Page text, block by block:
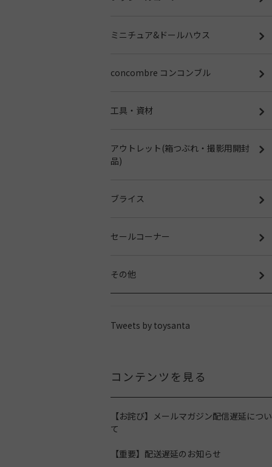
ミニチュア&ドールハウス
concombre コンコンブル
工具・資材
アウトレット(箱つぶれ・撮影用開封
品)
ブライス
セールコーナー
その他
Tweets by toysanta
コンテンツを見る
【お詫び】メールマガジン配信遅延につい
て
【重要】配送遅延のお知らせ